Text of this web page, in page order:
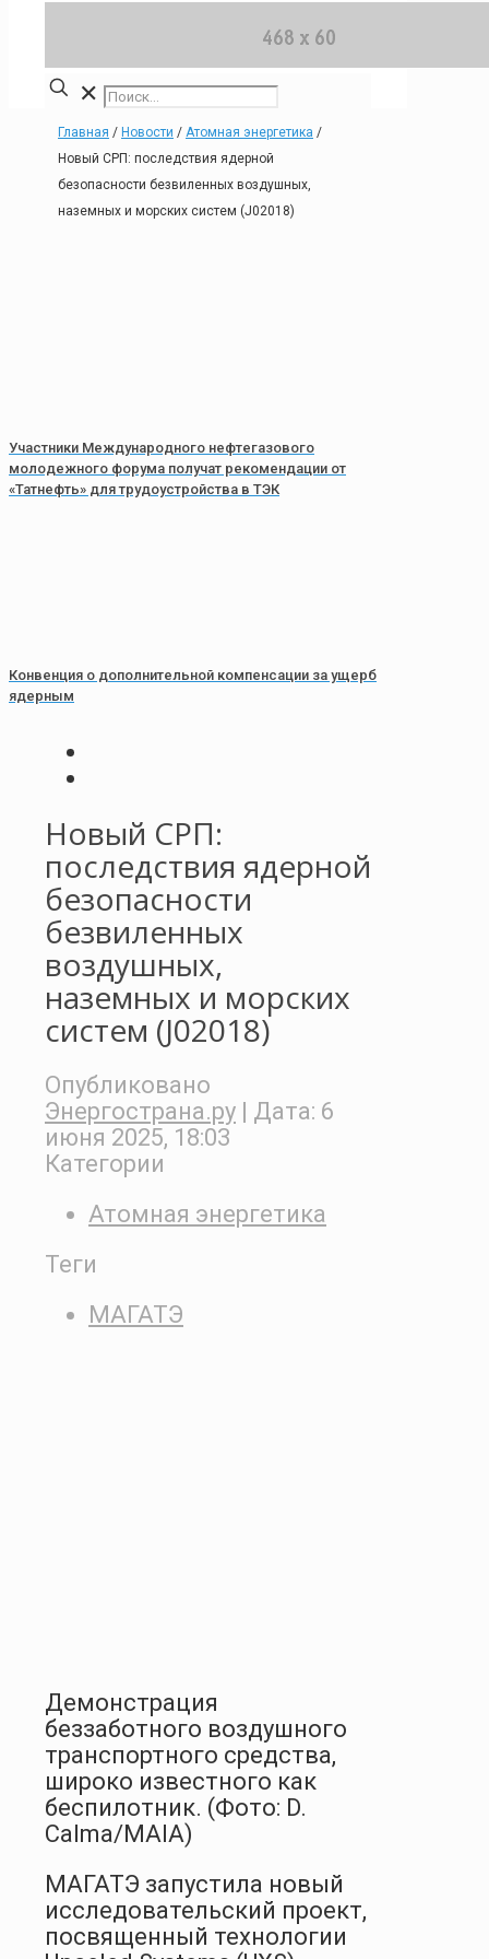
✕
Главная / Новости / Атомная энергетика /
Новый СРП: последствия ядерной
безопасности безвиленных воздушных,
наземных и морских систем (J02018)
Участники Международного нефтегазового
молодежного форума получат рекомендации от
«Татнефть» для трудоустройства в ТЭК
Конвенция о дополнительной компенсации за ущерб
ядерным
Новый СРП:
последствия ядерной
безопасности
безвиленных
воздушных,
наземных и морских
систем (J02018)
Опубликовано
Энергострана.ру | Дата: 6
июня 2025, 18:03
Категории
Атомная энергетика
Теги
МАГАТЭ
Демонстрация
беззаботного воздушного
транспортного средства,
широко известного как
беспилотник. (Фото: D.
Calma/MAIA)
МАГАТЭ запустила новый
исследовательский проект,
посвященный технологии